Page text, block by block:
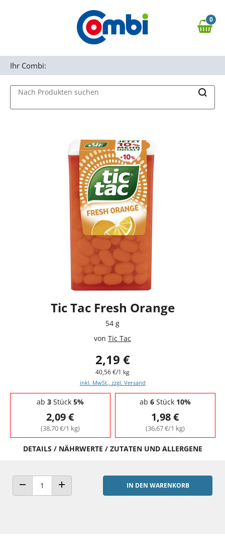
Zur Navigation springen
0,00 €
0
Nach Produkten suchen
Ihr Combi:
Tic Tac Fresh Orange
54 g
von Tic Tac
2,19 €
40,56 €/1 kg
inkl. MwSt., zzgl. Versand
Staffelpreise - Mengenrabatt
ab 3Stück 5%
2,09 €
(38,70 €/1 kg)
ab 6Stück 10%
1,98 €
(36,67 €/1 kg)
DETAILS / NÄHRWERTE / ZUTATEN UND ALLERGENE
ANZAHL VERRINGERNANZAHL ERHÖHEN
IN DEN WARENKORB